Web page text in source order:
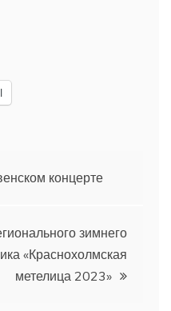
концерте
зимнего
«Краснохолмская
метелица 2023»